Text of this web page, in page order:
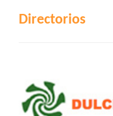
Directorios